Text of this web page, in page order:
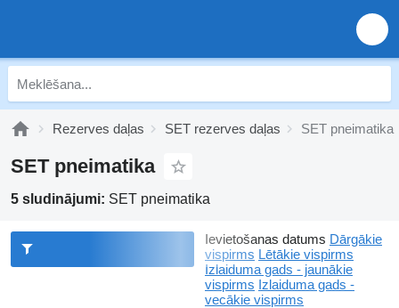
Rezerves daļas SET rezerves daļas SET pneimatika
SET pneimatika
5 sludinājumi: SET pneimatika
Ievietošanas datums Dārgākie
vispirms Lētākie vispirms
Izlaiduma gads - jaunākie
vispirms Izlaiduma gads -
vecākie vispirms